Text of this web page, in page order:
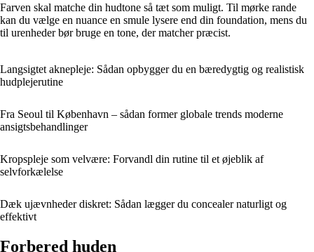
Farven skal matche din hudtone så tæt som muligt. Til mørke rande
kan du vælge en nuance en smule lysere end din foundation, mens du
til urenheder bør bruge en tone, der matcher præcist.
Langsigtet aknepleje: Sådan opbygger du en bæredygtig og realistisk
hudplejerutine
Fra Seoul til København – sådan former globale trends moderne
ansigtsbehandlinger
Kropspleje som velvære: Forvandl din rutine til et øjeblik af
selvforkælelse
Dæk ujævnheder diskret: Sådan lægger du concealer naturligt og
effektivt
Forbered huden